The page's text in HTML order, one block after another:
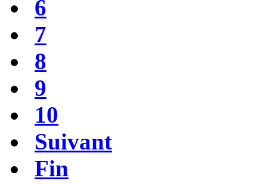
6
7
8
9
10
Suivant
Fin